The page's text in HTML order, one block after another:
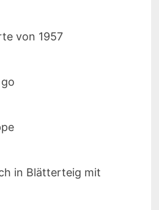
von 1957
in Blätterteig mit